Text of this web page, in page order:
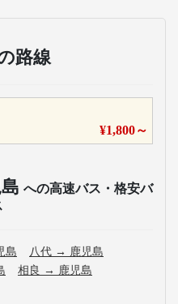
路線
¥1,800～
への高速バス・格安バ
島 八代 → 鹿児島
相良 → 鹿児島